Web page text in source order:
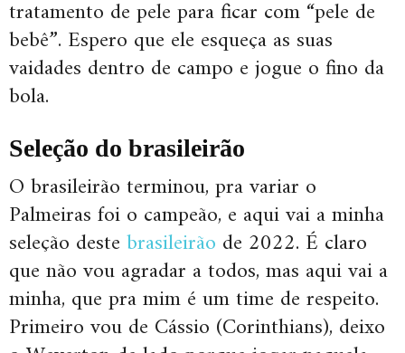
tratamento de pele para ficar com “pele de
bebê”. Espero que ele esqueça as suas
vaidades dentro de campo e jogue o fino da
bola.
Seleção do brasileirão
O brasileirão terminou, pra variar o
Palmeiras foi o campeão, e aqui vai a minha
seleção destebrasileirão de 2022. É claro
que não vou agradar a todos, mas aqui vai a
minha, que pra mim é um time de respeito.
Primeiro vou de Cássio (Corinthians), deixo